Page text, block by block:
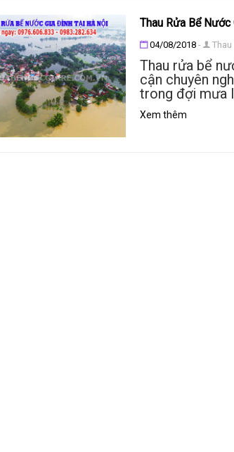
Thau Rửa Bể
Đăng ngày
04/08/2018 -
Thau rửa bể
cận chuyên
trong đợi mưa
Xem thêm